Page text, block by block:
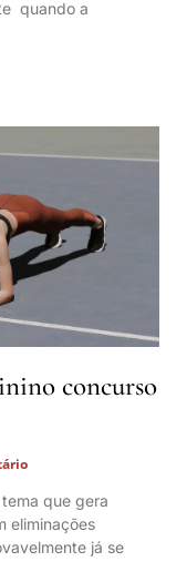
quando a
concurso
que gera
eliminações
já se